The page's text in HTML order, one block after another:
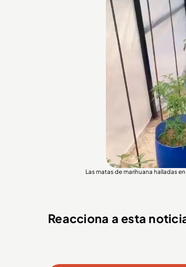
Las matas de marihuana halladas
Reacciona a esta